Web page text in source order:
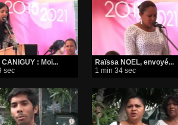
CANIGUY : Moi...
sec
Raïssa NOEL, envoyé...
1 min 34 sec